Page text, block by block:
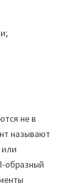
не в
называют
образный